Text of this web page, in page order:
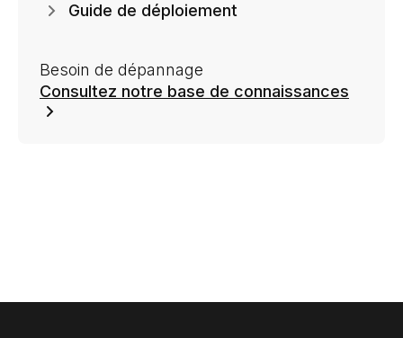
Guide de déploiement
Besoin de dépannage
Consultez notre base de connaissances